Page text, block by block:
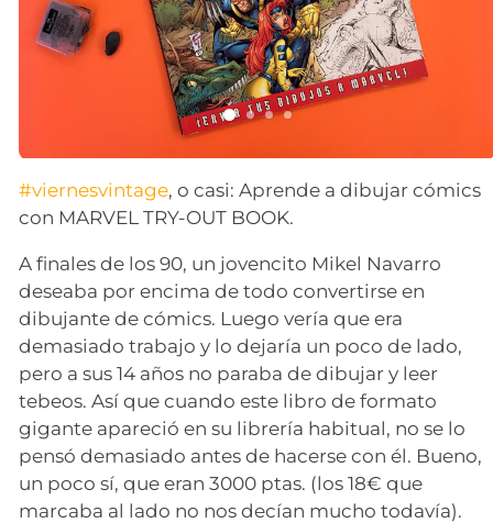
#viernesvintage, o casi: Aprende a dibujar cómics
con MARVEL TRY-OUT BOOK.
A finales de los 90, un jovencito Mikel Navarro
deseaba por encima de todo convertirse en
dibujante de cómics. Luego vería que era
demasiado trabajo y lo dejaría un poco de lado,
pero a sus 14 años no paraba de dibujar y leer
tebeos. Así que cuando este libro de formato
gigante apareció en su librería habitual, no se lo
pensó demasiado antes de hacerse con él. Bueno,
un poco sí, que eran 3000 ptas. (los 18€ que
marcaba al lado no nos decían mucho todavía).